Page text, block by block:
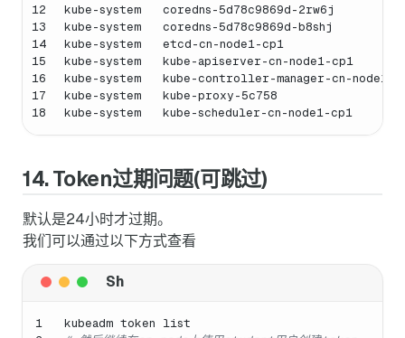
12
13
14
15
16
17
18
kube-system   coredns-5d78c9869d-2rw6j
kube-system   coredns-5d78c9869d-b8shj
kube-system   etcd-cn-node1-cp1
kube-system   kube-apiserver-cn-node1-cp1
kube-system   kube-controller-manager-cn-
kube-system   kube-proxy-5c758
kube-system   kube-scheduler-cn-node1-cp1
14. Token过期问题(可跳过)
默认是24小时才过期。
我们可以通过以下方式查看
1
kubeadm token list